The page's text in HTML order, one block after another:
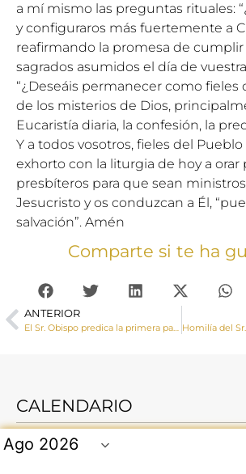
a mí mismo las preguntas rituales:
y configuraros más fuertemente a
reafirmando la promesa de cumplir
sagrados asumidos el día de
“¿Deseáis permanecer como fieles
de los misterios de Dios,
Eucaristía diaria, la confesión, la
Y a todos vosotros, fieles del Pueblo
exhorto con la liturgia de hoy a orar
presbíteros para que sean
Jesucristo y os conduzcan a Él,
salvación”. Amén
Comparte si te ha
ANTERIOR
CALENDARIO